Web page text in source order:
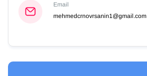
Email
mehmedcrnovrsanin1@gmail.com